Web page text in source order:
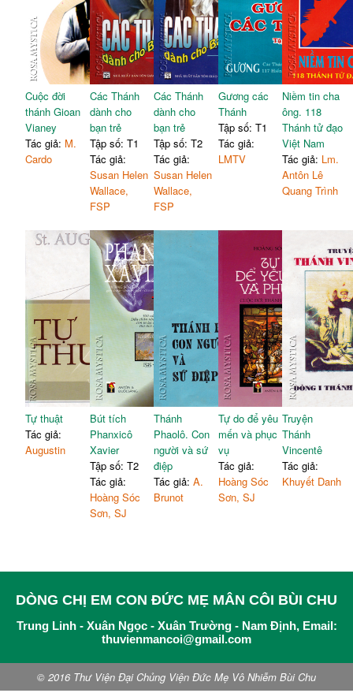
Cuộc đời
thánh Gioan
Vianey
Tác giả: M.
Cardo
Các Thánh
dành cho
bạn trẻ
Tập số: T1
Tác giả:
Susan Helen
Wallace,
FSP
Các Thánh
dành cho
bạn trẻ
Tập số: T2
Tác giả:
Susan Helen
Wallace,
FSP
Gương các
Thánh
Tập số: T1
Tác giả:
LMTV
Niềm tin cha
ông. 118
Thánh tử đạo
Việt Nam
Tác giả: Lm.
Antôn Lê
Quang Trình
Tự thuật
Tác giả:
Augustin
Bút tích
Phanxicô
Xavier
Tập số: T2
Tác giả:
Hoàng Sóc
Sơn, SJ
Thánh
Phaolô. Con
người và sứ
điệp
Tác giả:A.
Brunot
Tự do để yêu
mến và phục
vụ
Tác giả:
Hoàng Sóc
Sơn, SJ
Truyện
Thánh
Vincentê
Tác giả:
Khuyết Danh
DÒNG CHỊ EM CON ĐỨC MẸ MÂN CÔI BÙI CHU
Trung Linh - Xuân Ngọc - Xuân Trường - Nam Định, Email:
thuvienmancoi@gmail.com
© 2016 Thư Viện Đại Chủng Viện Đức Mẹ Vô Nhiễm Bùi Chu